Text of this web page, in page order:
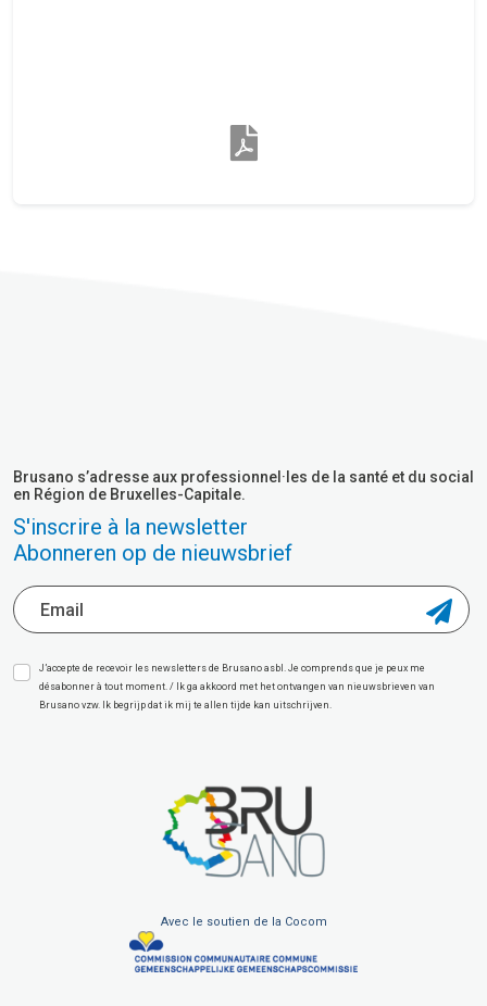
Brusano s’adresse aux professionnel·les de la santé et du social
en Région de Bruxelles-Capitale.
S'inscrire à la newsletter
Abonneren op de nieuwsbrief
J’accepte de recevoir les newsletters de Brusano asbl. Je comprends que je peux me
désabonner à tout moment. / Ik ga akkoord met het ontvangen van nieuwsbrieven van
Brusano vzw. Ik begrijp dat ik mij te allen tijde kan uitschrijven.
Avec le soutien de la Cocom